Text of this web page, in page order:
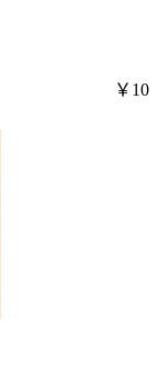
￥10